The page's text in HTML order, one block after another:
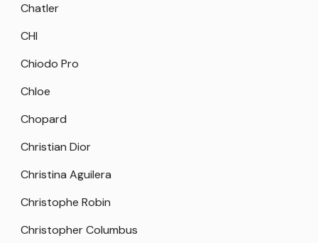
Chatler
CHI
Chiodo Pro
Chloe
Chopard
Christian Dior
Christina Aguilera
Christophe Robin
Christopher Columbus